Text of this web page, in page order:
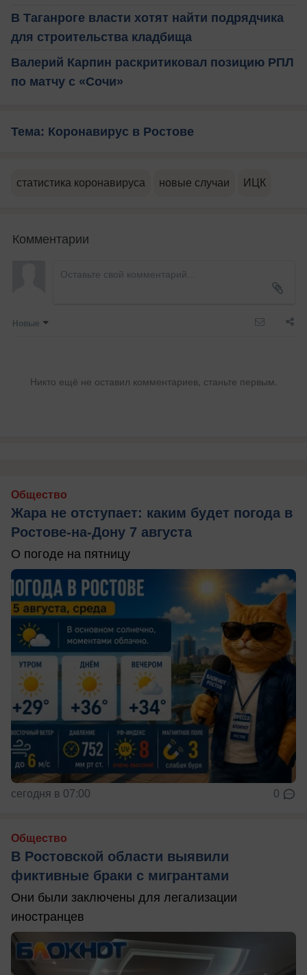
В Таганроге власти хотят найти подрядчика
для строительства кладбища
Валерий Карпин раскритиковал позицию РПЛ
по матчу с «Сочи»
Тема: Коронавирус в Ростове
статистика коронавируса новые случаи ИЦК
Комментарии
Новые
Никто ещё не оставил комментариев, станьте первым.
Общество
Жара не отступает: каким будет погода в
Ростове-на-Дону 7 августа
О погоде на пятницу
сегодня в 07:00 0
Общество
В Ростовской области выявили
фиктивные браки с мигрантами
Они были заключены для легализации
иностранцев